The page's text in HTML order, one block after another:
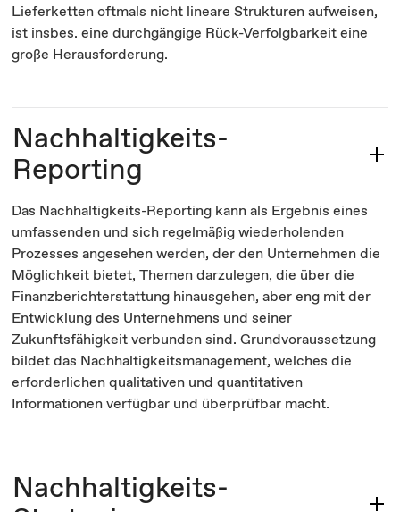
Lieferketten oftmals nicht lineare Strukturen aufweisen,
ist insbes. eine durchgängige Rück-Verfolgbarkeit eine
große Herausforderung.
Nachhaltigkeits-
Reporting
Das Nachhaltigkeits-Reporting kann als Ergebnis eines
umfassenden und sich regelmäßig wiederholenden
Prozesses angesehen werden, der den Unternehmen die
Möglichkeit bietet, Themen darzulegen, die über die
Finanzberichterstattung hinausgehen, aber eng mit der
Entwicklung des Unternehmens und seiner
Zukunftsfähigkeit verbunden sind. Grundvoraussetzung
bildet das Nachhaltigkeitsmanagement, welches die
erforderlichen qualitativen und quantitativen
Informationen verfügbar und überprüfbar macht.
Nachhaltigkeits-